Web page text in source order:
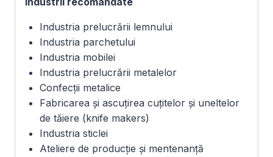
Industria prelucrării lemnului
Industria parchetului
Industria mobilei
Industria prelucrării metalelor
Confecții metalice
Fabricarea și ascuțirea cuțitelor și uneltelor
de tăiere (knife makers)
Industria sticlei
Ateliere de producție și mentenanță